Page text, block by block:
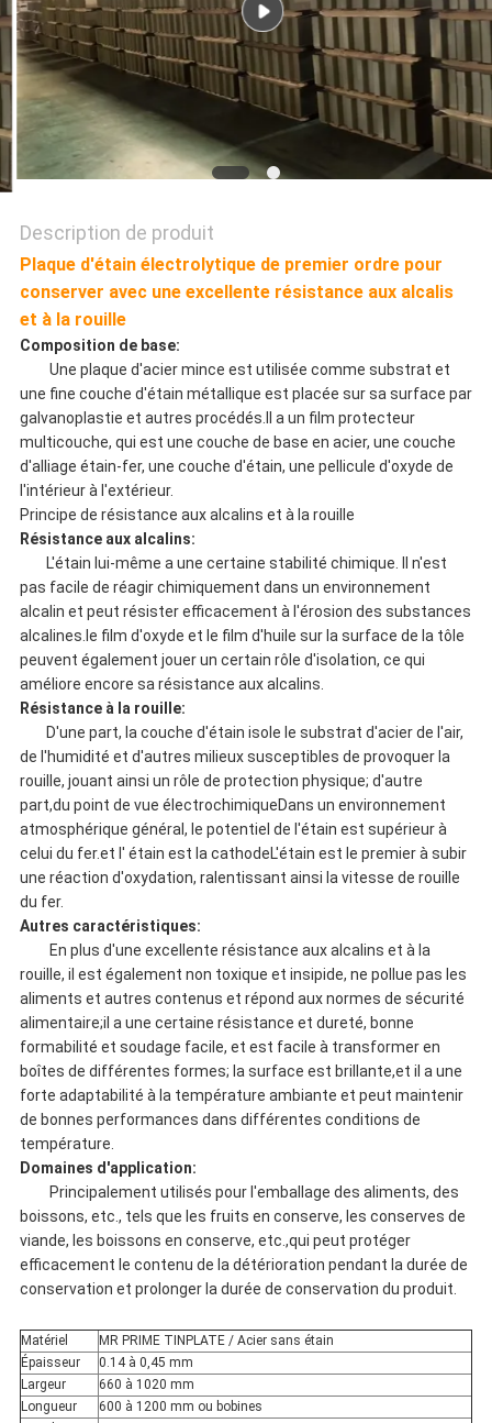
POLITIQUE
DE
CONFIDENTIALITÉ
Description de produit
Plaque d'étain électrolytique de premier ordre pour
conserver avec une excellente résistance aux alcalis
et à la rouille
Composition de base:
Une plaque d'acier mince est utilisée comme substrat et
une fine couche d'étain métallique est placée sur sa surface par
galvanoplastie et autres procédés.Il a un film protecteur
multicouche, qui est une couche de base en acier, une couche
d'alliage étain-fer, une couche d'étain, une pellicule d'oxyde de
l'intérieur à l'extérieur.
Principe de résistance aux alcalins et à la rouille
Résistance aux alcalins:
L'étain lui-même a une certaine stabilité chimique. Il n'est
pas facile de réagir chimiquement dans un environnement
alcalin et peut résister efficacement à l'érosion des substances
alcalines.le film d'oxyde et le film d'huile sur la surface de la tôle
peuvent également jouer un certain rôle d'isolation, ce qui
améliore encore sa résistance aux alcalins.
Résistance à la rouille:
D'une part, la couche d'étain isole le substrat d'acier de l'air,
de l'humidité et d'autres milieux susceptibles de provoquer la
rouille, jouant ainsi un rôle de protection physique; d'autre
part,du point de vue électrochimiqueDans un environnement
atmosphérique général, le potentiel de l'étain est supérieur à
celui du fer.et l' étain est la cathodeL'étain est le premier à subir
une réaction d'oxydation, ralentissant ainsi la vitesse de rouille
du fer.
Autres caractéristiques:
En plus d'une excellente résistance aux alcalins et à la
rouille, il est également non toxique et insipide, ne pollue pas les
aliments et autres contenus et répond aux normes de sécurité
alimentaire;il a une certaine résistance et dureté, bonne
formabilité et soudage facile, et est facile à transformer en
boîtes de différentes formes; la surface est brillante,et il a une
forte adaptabilité à la température ambiante et peut maintenir
de bonnes performances dans différentes conditions de
température.
Domaines d'application:
Principalement utilisés pour l'emballage des aliments, des
boissons, etc., tels que les fruits en conserve, les conserves de
viande, les boissons en conserve, etc.,qui peut protéger
efficacement le contenu de la détérioration pendant la durée de
conservation et prolonger la durée de conservation du produit.
Matériel
MR PRIME TINPLATE / Acier sans étain
Épaisseur
0.14 à 0,45 mm
Largeur
660 à 1020 mm
Longueur
600 à 1200 mm ou bobines